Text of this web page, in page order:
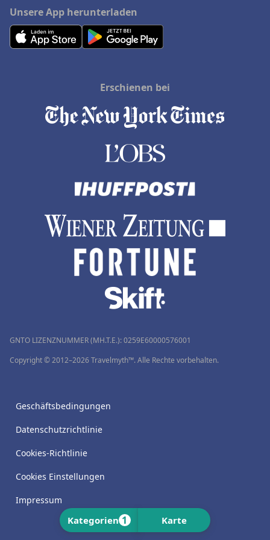
Kategorien 1 Karte
Unsere App herunterladen
Erschienen bei
GNTO LIZENZNUMMER (MH.T.E.): 0259Ε60000576001
Copyright © 2012–2026 Travelmyth™. Alle Rechte vorbehalten.
Geschäftsbedingungen
Datenschutzrichtlinie
Cookies-Richtlinie
Cookies Einstellungen
Impressum